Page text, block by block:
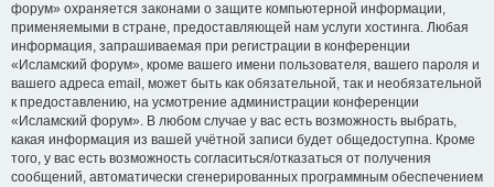
форум» охраняется законами о защите компьютерной информации,
применяемыми в стране, предоставляющей нам услуги хостинга. Любая
информация, запрашиваемая при регистрации в конференции
«Исламский форум», кроме вашего имени пользователя, вашего пароля и
вашего адреса email, может быть как обязательной, так и необязательной
к предоставлению, на усмотрение администрации конференции
«Исламский форум». В любом случае у вас есть возможность выбрать,
какая информация из вашей учётной записи будет общедоступна. Кроме
того, у вас есть возможность согласиться/отказаться от получения
сообщений, автоматически сгенерированных программным обеспечением